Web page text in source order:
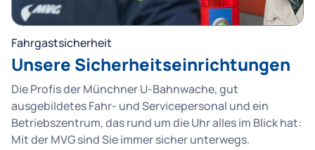
Fahrgastsicherheit
Unsere Sicherheitseinrichtungen
Die Profis der Münchner U-Bahnwache, gut
ausgebildetes Fahr- und Servicepersonal und ein
Betriebszentrum, das rund um die Uhr alles im Blick hat:
Mit der MVG sind Sie immer sicher unterwegs.